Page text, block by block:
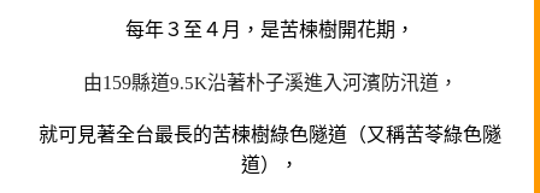
每年３至４月，是苦楝樹開花期，
由159縣道9.5K沿著朴子溪進入河濱防汛道，
就可見著全台最長的苦楝樹綠色隧道（又稱苦苓綠色隧
道），